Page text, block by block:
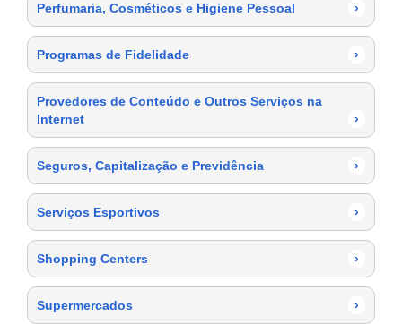
Perfumaria, Cosméticos e Higiene Pessoal ›
Programas de Fidelidade ›
Provedores de Conteúdo e Outros Serviços na
Internet
›
Seguros, Capitalização e Previdência ›
Serviços Esportivos ›
Shopping Centers ›
Supermercados ›